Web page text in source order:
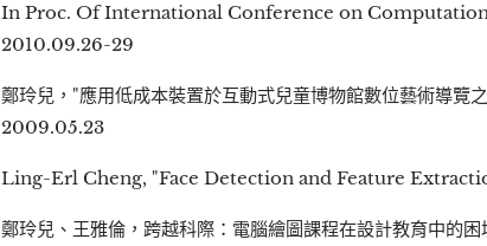
In Proc. Of International Conference on
2010.09.26-29
鄭玲兒，"應用低成本裝置於互動式兒童博物館數位藝術導覽
2009.05.23
Ling-Erl Cheng, "Face Detection and Feature
鄭玲兒、王雅倫，跨越科際：電腦繪圖課程在設計教育中的